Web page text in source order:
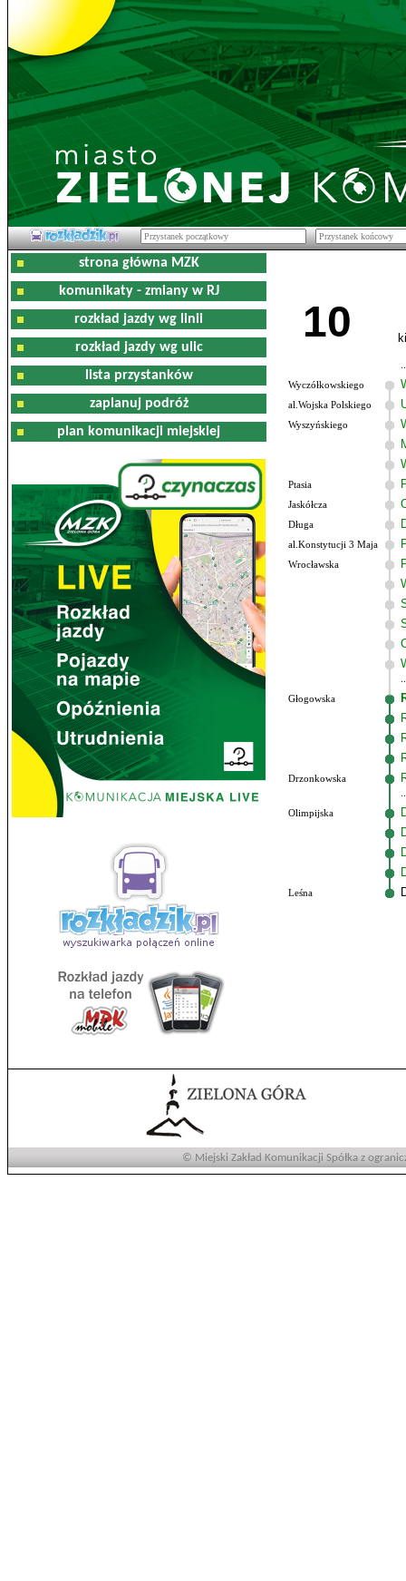
strona główna MZK
komunikaty - zmiany w RJ
rozkład jazdy wg linii
rozkład jazdy wg ulic
lista przystanków
zaplanuj podróż
plan komunikacji miejskiej
10
Wyczółkowskiego
al.Wojska Polskiego
Wyszyńskiego
Ptasia
Jaskółcza
Długa
al.Konstytucji 3 Maja
Wrocławska
Głogowska
Drzonkowska
Olimpijska
Leśna
© Miejski Zakład Komunikacji Spółka z